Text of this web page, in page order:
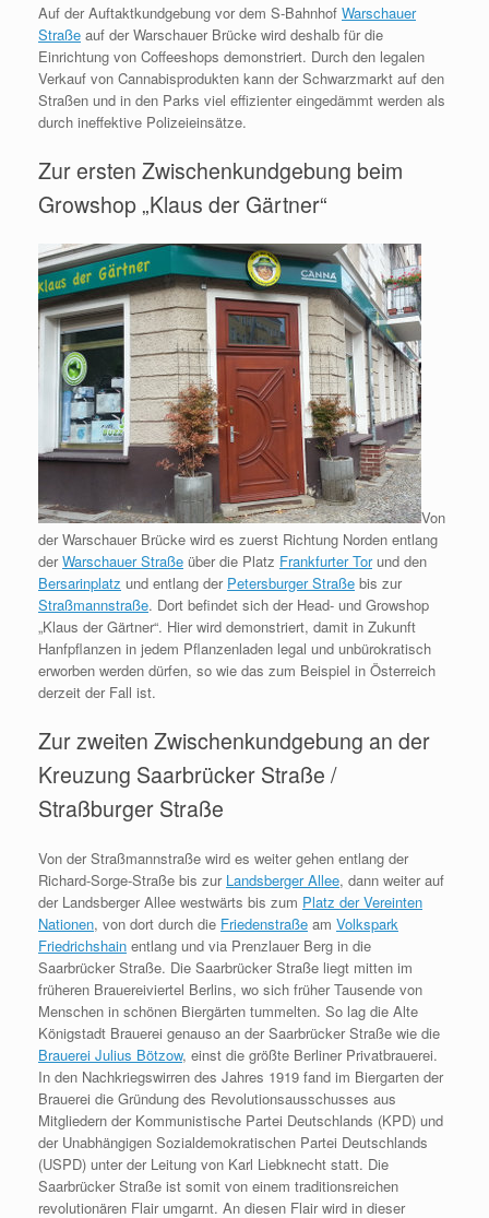
Auf der Auftaktkundgebung vor dem S-Bahnhof Warschauer
Straße auf der Warschauer Brücke wird deshalb für die
Einrichtung von Coffeeshops demonstriert. Durch den legalen
Verkauf von Cannabisprodukten kann der Schwarzmarkt auf den
Straßen und in den Parks viel effizienter eingedämmt werden als
durch ineffektive Polizeieinsätze.
Zur ersten Zwischenkundgebung beim
Growshop „Klaus der Gärtner“
Von
der Warschauer Brücke wird es zuerst Richtung Norden entlang
derWarschauer Straße über die Platz Frankfurter Torund den
Bersarinplatz und entlang der Petersburger Straße bis zur
Straßmannstraße. Dort befindet sich der Head- und Growshop
„Klaus der Gärtner“. Hier wird demonstriert, damit in Zukunft
Hanfpflanzen in jedem Pflanzenladen legal und unbürokratisch
erworben werden dürfen, so wie das zum Beispiel in Österreich
derzeit der Fall ist.
Zur zweiten Zwischenkundgebung an der
Kreuzung Saarbrücker Straße /
Straßburger Straße
Von der Straßmannstraße wird es weiter gehen entlang der
Richard-Sorge-Straße bis zur Landsberger Allee, dann weiter auf
der Landsberger Allee westwärts bis zum Platz der Vereinten
Nationen, von dort durch die Friedenstraße am Volkspark
Friedrichshain entlang und via Prenzlauer Berg in die
Saarbrücker Straße. Die Saarbrücker Straße liegt mitten im
früheren Brauereiviertel Berlins, wo sich früher Tausende von
Menschen in schönen Biergärten tummelten. So lag die Alte
Königstadt Brauerei genauso an der Saarbrücker Straße wie die
Brauerei Julius Bötzow, einst die größte Berliner Privatbrauerei.
In den Nachkriegswirren des Jahres 1919 fand im Biergarten der
Brauerei die Gründung des Revolutionsausschusses aus
Mitgliedern der Kommunistische Partei Deutschlands (KPD) und
der Unabhängigen Sozialdemokratischen Partei Deutschlands
(USPD) unter der Leitung von Karl Liebknecht statt. Die
Saarbrücker Straße ist somit von einem traditionsreichen
revolutionären Flair umgarnt. An diesen Flair wird in dieser